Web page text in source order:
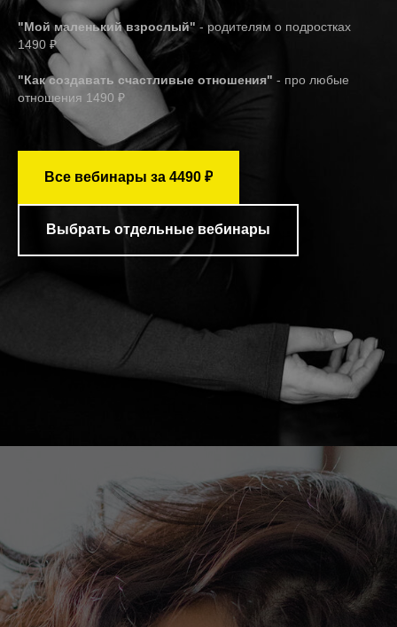
"Мой маленький взрослый" - родителям о подростках
1490 ₽
"Как создавать счастливые отношения" - про любые
отношения 1490 ₽
Все вебинары за 4490 ₽
Выбрать отдельные вебинары